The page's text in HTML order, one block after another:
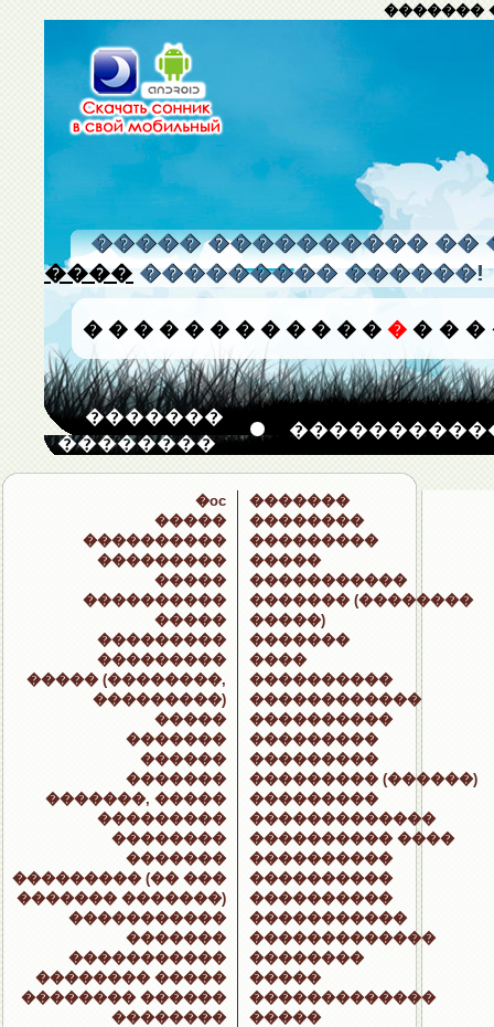
�������
����� ���������� ��
���� ��������� ������!
� � � � � � � � � � � � � � � �
�������
��������
�oc
�����
����������
���������
�����
����������
�����
���������
���������
����� (��������,
���������)
�����
�������
������
�������
�������, �����
���������
��������
�������
��������� (�� ���
������� �������)
�����������
�������
�����������
�������� �����
�������� ������
��������
�������
��������
���������
�����
�����������
������� (��������
�����)
�������
����
����������
������������
����������
���������
���������
��������� (������)
���������
�������������
���������� ����
����������
����������
����������
�����������
�������������
��������
�����
�������������
�����